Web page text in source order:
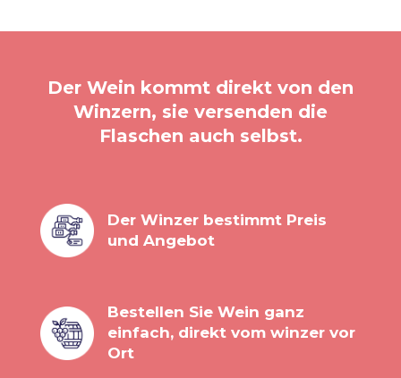
Der Wein kommt direkt von den
Winzern, sie versenden die
Flaschen auch selbst.
Der Winzer bestimmt Preis
und Angebot
Bestellen Sie Wein ganz
einfach, direkt vom winzer vor
Ort